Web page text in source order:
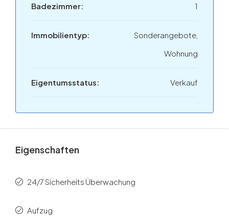
Badezimmer: 1
Immobilientyp:
Sonderangebote,
Wohnung
Eigentumsstatus: Verkauf
Eigenschaften
24/7 Sicherheits Überwachung
Aufzug